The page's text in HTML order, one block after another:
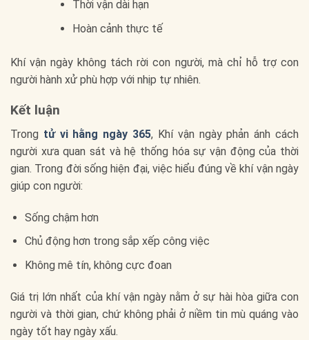
Thời vận dài hạn
Hoàn cảnh thực tế
Khí vận ngày không tách rời con người, mà chỉ hỗ trợ con
người hành xử phù hợp với nhịp tự nhiên.
Kết luận
Trong tử vi hằng ngày 365, Khí vận ngày phản ánh cách
người xưa quan sát và hệ thống hóa sự vận động của thời
gian. Trong đời sống hiện đại, việc hiểu đúng về khí vận ngày
giúp con người:
Sống chậm hơn
Chủ động hơn trong sắp xếp công việc
Không mê tín, không cực đoan
Giá trị lớn nhất của khí vận ngày nằm ở sự hài hòa giữa con
người và thời gian, chứ không phải ở niềm tin mù quáng vào
ngày tốt hay ngày xấu.